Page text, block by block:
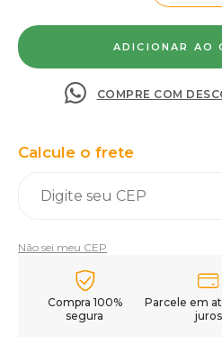
COMPRE COM
Calcule o frete
Não sei meu CEP
Compra 100%
segura
Parcele em
juros